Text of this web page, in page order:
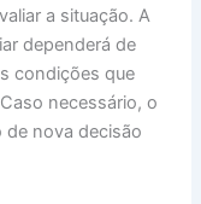
a situação. A
dependerá de
condições que
necessário, o
nova decisão